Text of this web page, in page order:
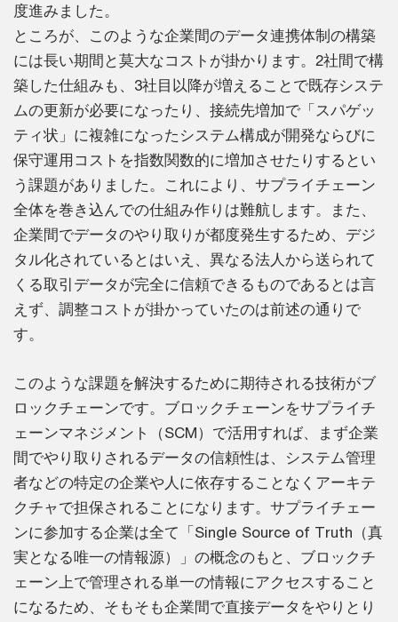
度進みました。
ところが、このような企業間のデータ連携体制の構築
には長い期間と莫大なコストが掛かります。2社間で構
築した仕組みも、3社目以降が増えることで既存システ
ムの更新が必要になったり、接続先増加で「スパゲッ
ティ状」に複雑になったシステム構成が開発ならびに
保守運用コストを指数関数的に増加させたりするとい
う課題がありました。これにより、サプライチェーン
全体を巻き込んでの仕組み作りは難航します。また、
企業間でデータのやり取りが都度発生するため、デジ
タル化されているとはいえ、異なる法人から送られて
くる取引データが完全に信頼できるものであるとは言
えず、調整コストが掛かっていたのは前述の通りで
す。
このような課題を解決するために期待される技術がブ
ロックチェーンです。ブロックチェーンをサプライチ
ェーンマネジメント（SCM）で活用すれば、まず企業
間でやり取りされるデータの信頼性は、システム管理
者などの特定の企業や人に依存することなくアーキテ
クチャで担保されることになります。サプライチェー
ンに参加する企業は全て「Single Source of Truth（真
実となる唯一の情報源）」の概念のもと、ブロックチ
ェーン上で管理される単一の情報にアクセスすること
になるため、そもそも企業間で直接データをやりとり